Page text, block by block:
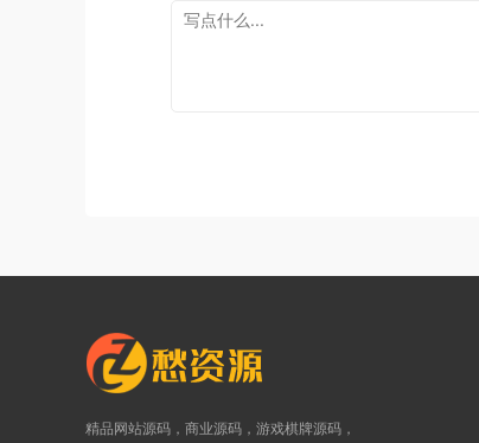
精品网站源码，商业源码，游戏棋牌源码，